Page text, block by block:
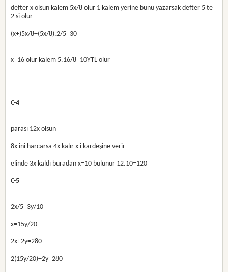
defter x olsun kalem 5x/8 olur 1 kalem yerine bunu yazarsak defter 5 te
2 si olur
(x+)5x/8+(5x/8).2/5=30
x=16 olur kalem 5.16/8=10YTL olur
C-4
parası 12x olsun
8x ini harcarsa 4x kalır x i kardeşine verir
elinde 3x kaldı buradan x=10 bulunur 12.10=120
C-5
2x/5=3y/10
x=15y/20
2x+2y=280
2(15y/20)+2y=280